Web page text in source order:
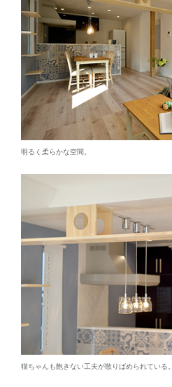
明るく柔らかな空間。
猫ちゃんも飽きない工夫が散りばめられている。